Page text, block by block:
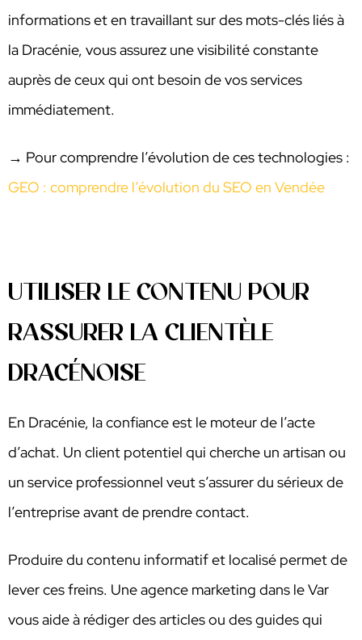
informations et en travaillant sur des mots-clés liés à
la Dracénie, vous assurez une visibilité constante
auprès de ceux qui ont besoin de vos services
immédiatement.
→ Pour comprendre l’évolution de ces technologies :
GEO : comprendre l’évolution du SEO en Vendée
UTILISER LE CONTENU POUR
RASSURER LA CLIENTÈLE
DRACÉNOISE
En Dracénie, la confiance est le moteur de l’acte
d’achat. Un client potentiel qui cherche un artisan ou
un service professionnel veut s’assurer du sérieux de
l’entreprise avant de prendre contact.
Produire du contenu informatif et localisé permet de
lever ces freins. Une agence marketing dans le Var
vous aide à rédiger des articles ou des guides qui